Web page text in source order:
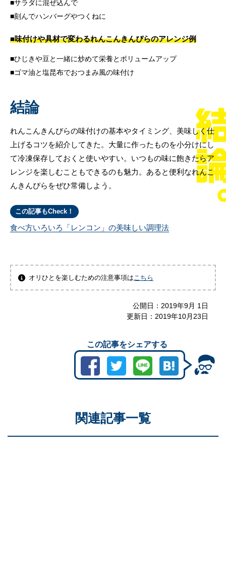
サラダに混ぜ込んで
刻んでハンバーグやつくねに
■味付けや具材で変わるれんこんきんぴらのアレンジ例
ひじきや豆と一緒に炒めて栄養とボリュームアップ
ゴマ油と塩昆布でおつまみ風の味付け
結論
れんこんきんぴらの味付けの基本やタイミング、美味しく仕
上げるコツを紹介してきた。大量に作ったものを小分けにし
て冷凍保存しておくと使いやすい。いつもの味に飽きたらア
レンジを楽しむこともできるのも魅力。あると便利なれんこ
んきんぴらをぜひ常備しよう。
この記事もCheck！
食べ方いろいろ「レンコン」の美味しい調理法
オリひとを楽しむための注意事項は こちら
公開日： 2019年9月 1日
更新日： 2019年10月23日
この記事をシェアする
関連記事一覧